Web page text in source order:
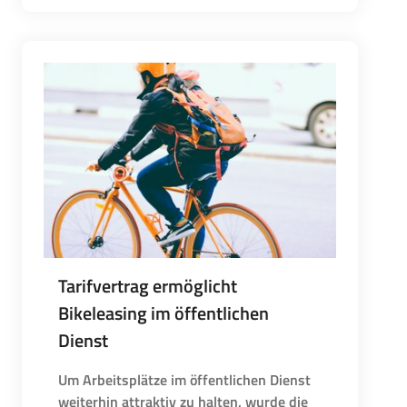
Tarifvertrag ermöglicht
Bikeleasing im öffentlichen
Dienst
Um Arbeitsplätze im öffentlichen Dienst
weiterhin attraktiv zu halten, wurde die